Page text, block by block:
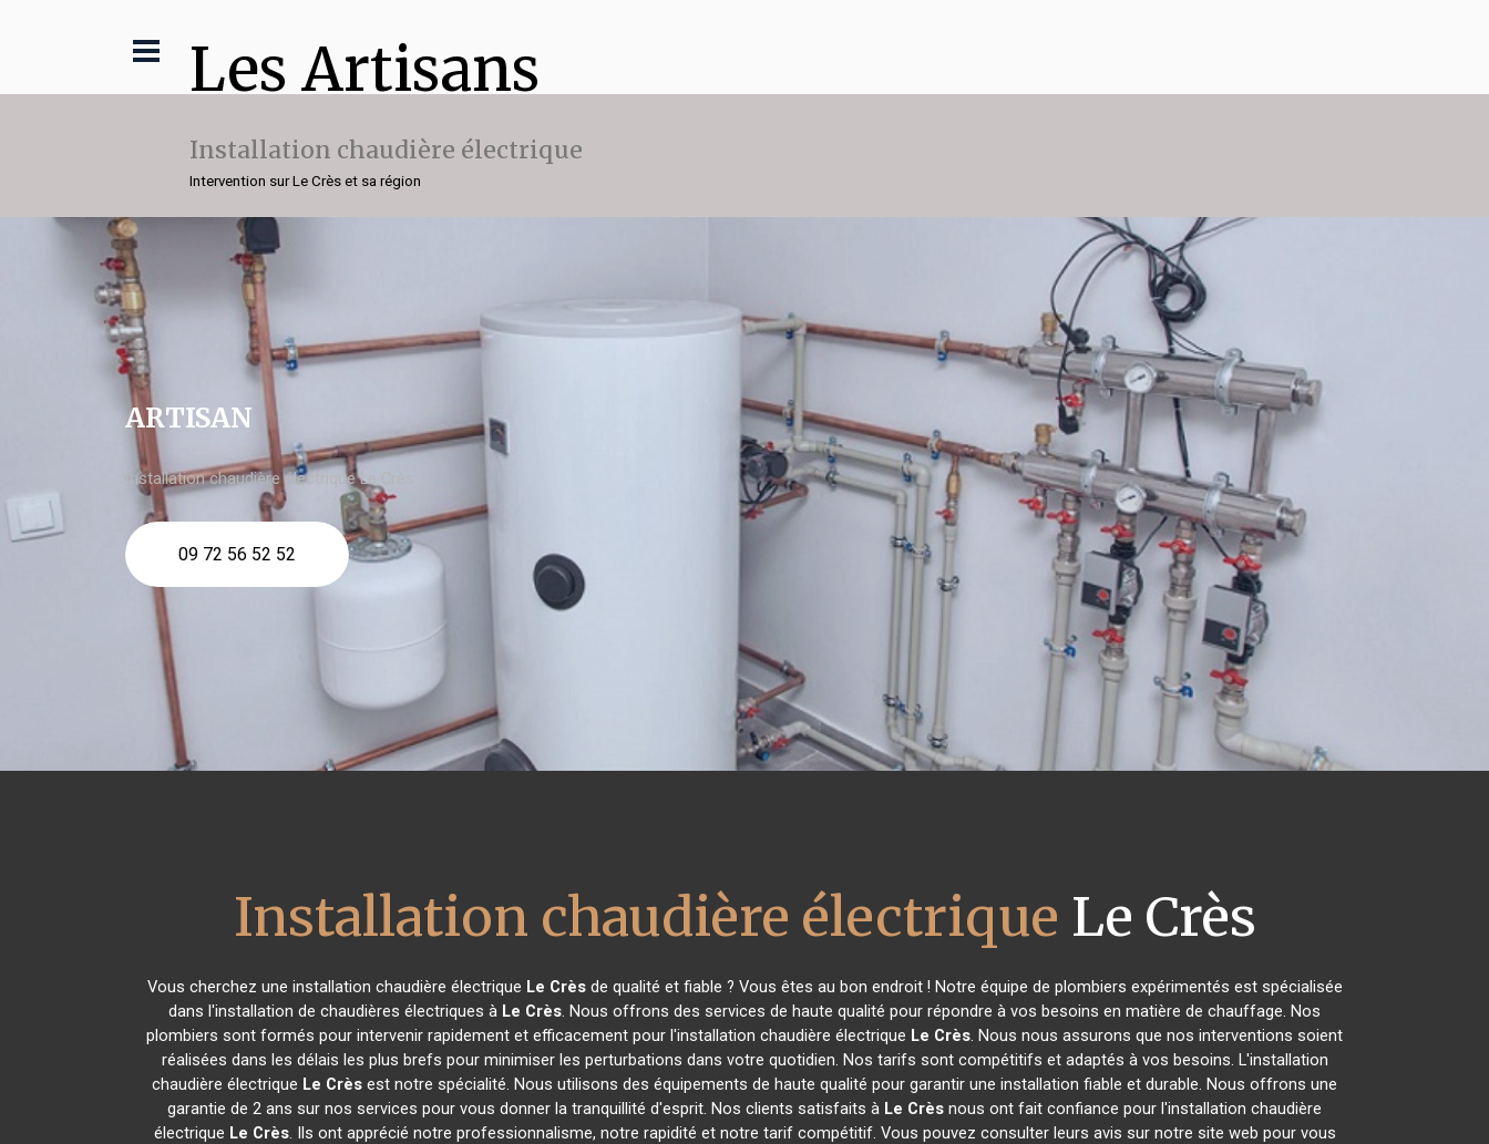
Les Artisans
Installation chaudière électrique
Intervention sur Le Crès et sa région
ARTISAN
Installation chaudière électrique Le Crès
09 72 56 52 52
Installation chaudière électrique Le Crès
Vous cherchez une installation chaudière électrique Le Crèsde qualité et fiable ? Vous êtes au bon endroit ! Notre équipe de plombiers expérimentés est spécialisée
dans l'installation de chaudières électriques à Le Crès. Nous offrons des services de haute qualité pour répondre à vos besoins en matière de chauffage. Nos
plombiers sont formés pour intervenir rapidement et efficacement pour l'installation chaudière électrique Le Crès. Nous nous assurons que nos interventions soient
réalisées dans les délais les plus brefs pour minimiser les perturbations dans votre quotidien. Nos tarifs sont compétitifs et adaptés à vos besoins. L'installation
chaudière électrique Le Crès est notre spécialité. Nous utilisons des équipements de haute qualité pour garantir une installation fiable et durable. Nous offrons une
garantie de 2 ans sur nos services pour vous donner la tranquillité d'esprit. Nos clients satisfaits à Le Crès nous ont fait confiance pour l'installation chaudière
électrique Le Crès. Ils ont apprécié notre professionnalisme, notre rapidité et notre tarif compétitif. Vous pouvez consulter leurs avis sur notre site web pour vous